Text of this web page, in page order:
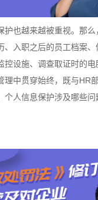
护也越来越被重视。那
、入职之后的员工档案
控设施、调查取证时的
理中贯穿始终，既与HR
个人信息保护涉及哪些